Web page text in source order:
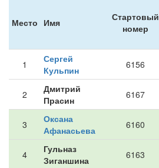
Место Имя
Стартовый
номер
1
Сергей
Кульпин
6156
2
Дмитрий
Прасин
6167
3
Оксана
Афанасьева
6160
4
Гульназ
Зиганшина
6163